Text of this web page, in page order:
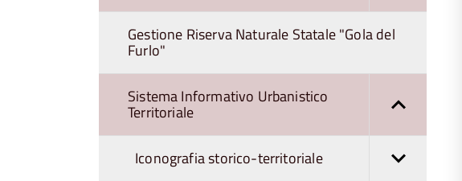
Gestione Riserva Naturale Statale "Gola del
Furlo"
Sistema Informativo Urbanistico
Territoriale
Iconografia storico-territoriale